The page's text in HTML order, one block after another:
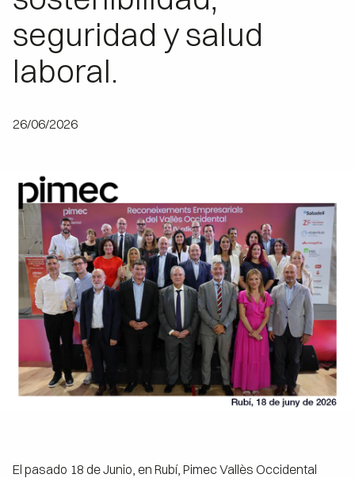
seguridad y salud
laboral.
26/06/2026
El pasado 18 de Junio, en Rubí, Pimec Vallès Occidental